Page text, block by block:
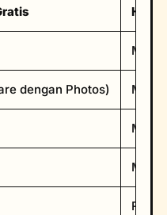
Mulai
dengan Photos) Mulai
Mulai
Mulai
Rp